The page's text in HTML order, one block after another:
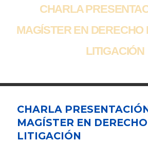
CHARLA
MAGÍSTER EN DERECHO
LITIGACIÓN
CHARLA
MAGÍSTER EN
LITIGACIÓN